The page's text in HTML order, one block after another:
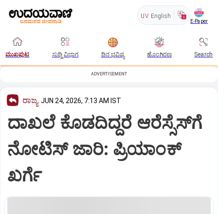
UV English
E-Paper
ಮುಖಪುಟ ಸುದ್ದಿ ವಿಭಾಗ ದಿನ ಭವಿಷ್ಯ ಹೊಂಗಿರಣ Search
ADVERTISEMENT
ರಾಜ್ಯ JUN 24, 2026, 7:13 AM IST
ದಾಖಲೆ ಕೊಡದಿದ್ದರೆ ಆರೆಸ್ಸೆಸ್‌ಗೆ
ನೋಟಿಸ್ ಜಾರಿ: ಪ್ರಿಯಾಂಕ್‌
ಖರ್ಗೆ